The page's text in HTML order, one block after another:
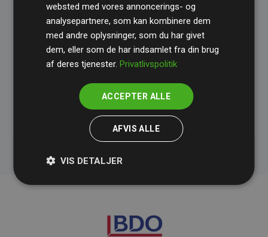
kvalitet og gennemsigtighed i klimainvesteringer.
Du kan læse mere om de konkrete projekter
initiativet Websites, der støtter klimaprojekter
websted med vores annoncerings- og
analysepartnere, som kan kombinere dem
med andre oplysninger, som du har givet
dem, eller som de har indsamlet fra din brug
af deres tjenester.Privatlivspolitik
ACCEPTER ALLE
AFVIS ALLE
VIS DETALJER